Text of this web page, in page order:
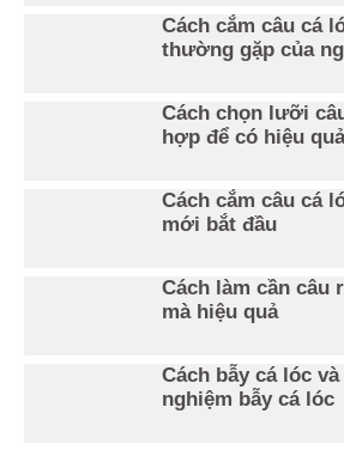
Cách cắm câu cá
thường gặp của
Cách chọn lưỡi
hợp để có hiệu
Cách cắm câu cá
mới bắt đầu
Cách làm cần câu
mà hiệu quả
Cách bẫy cá lóc
nghiệm bẫy cá lóc